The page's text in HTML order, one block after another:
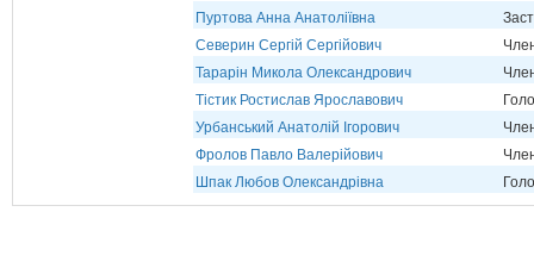
Пуртова Анна Анатоліївна
Северин Сергій Сергійович
Тарарін Микола Олександрович
Тістик Ростислав Ярославович
Урбанський Анатолій Ігорович
Фролов Павло Валерійович
Шпак Любов Олександрівна